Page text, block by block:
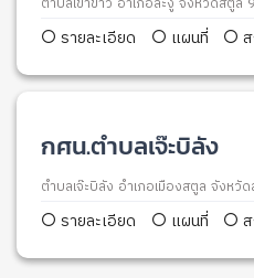
รายละเอียด แผนที่
กศน.ตำบลเจ๊ะบิลัง
ตำบลเจ๊ะบิลัง อำเภอเมืองสตูล จังหวั
รายละเอียด แผนที่